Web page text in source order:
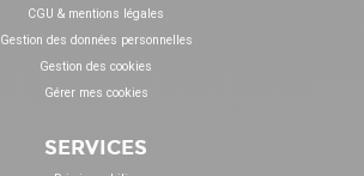
CGU & mentions légales
Gestion des données personnelles
Gestion des cookies
Gérer mes cookies
SERVICES